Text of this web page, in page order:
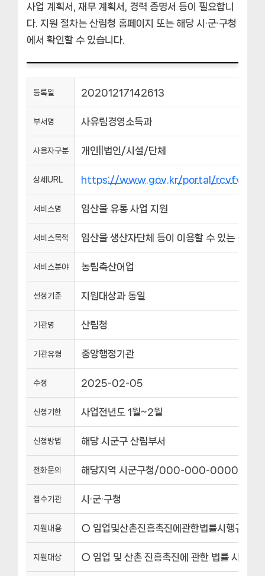
사업 계획서, 재무 계획서, 경력 증명서 등이 필요합니
다. 지원 절차는 산림청 홈페이지 또는 해당 시·군·구청
에서 확인할 수 있습니다.
등록일 20201217142613
부서명 사유림경영소득과
사용자구분 개인||법인/시설/단체
상세URL https://www.gov.kr/portal/
서비스명 임산물 유통 사업 지원
서비스목적 임산물 생산자단체 등이 이용할 수 있는 종합
서비스분야 농림축산어업
선정기준 지원대상과 동일
기관명 산림청
기관유형 중앙행정기관
수정 2025-02-05
신청기한 사업전년도 1월~2월
신청방법 해당 시군구 산림부서
전화문의 해당지역 시군구청/000-000-0000
접수기관 시·군·구청
지원내용 ○ 임업및산촌진흥촉진에관한법률시행규칙제
지원대상 ○ 임업 및 산촌 진흥촉진에 관한 법률 시행규